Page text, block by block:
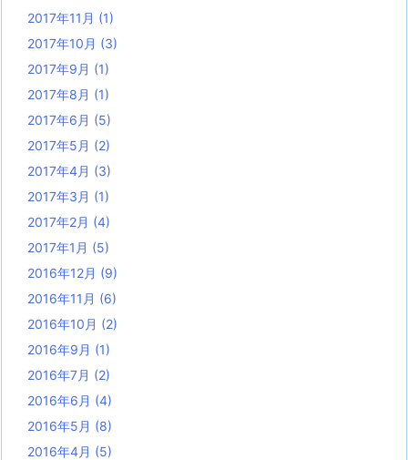
2017年11月 (1)
2017年10月 (3)
2017年9月 (1)
2017年8月 (1)
2017年6月 (5)
2017年5月 (2)
2017年4月 (3)
2017年3月 (1)
2017年2月 (4)
2017年1月 (5)
2016年12月 (9)
2016年11月 (6)
2016年10月 (2)
2016年9月 (1)
2016年7月 (2)
2016年6月 (4)
2016年5月 (8)
2016年4月 (5)